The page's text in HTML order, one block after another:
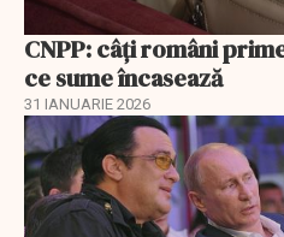
CNPP: câți români
ce sume încasează
31 IANUARIE 2026